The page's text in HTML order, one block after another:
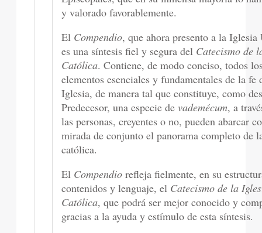
y valorado favorablemente.
El Compendio, que ahora presento a la Iglesia
es una síntesis fiel y segura del Catecismo de
Católica. Contiene, de modo conciso, todos
elementos esenciales y fundamentales de la fe
Iglesia, de manera tal que constituye, como
Predecesor, una especie devademécum, a
las personas, creyentes o no, pueden abarcar
mirada de conjunto el panorama completo de
católica.
El Compendio refleja fielmente, en su
contenidos y lenguaje, el Catecismo de la
Católica, que podrá ser mejor conocido y
gracias a la ayuda y estímulo de esta síntesis.